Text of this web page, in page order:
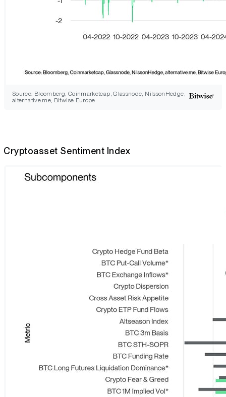
Source: Bloomberg, Coinmarketcap, Glassnode, NilssonHedge,
alternative.me, Bitwise Europe
Cryptoasset Sentiment Index